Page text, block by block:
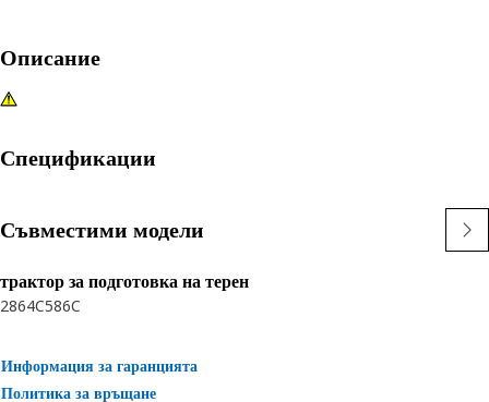
Описание
Спецификации
Съвместими модели
трактор за подготовка на терен
2864C586C
Информация за гаранцията
Политика за връщане